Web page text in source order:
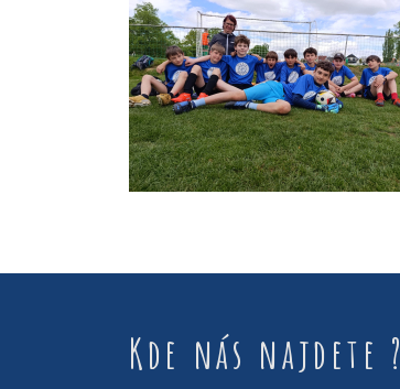
Kde nás najdete ?